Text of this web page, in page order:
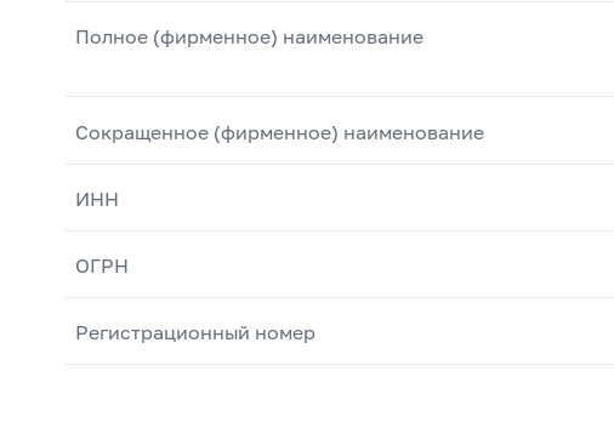
Полное (фирменное) наименование
Сокращенное (фирменное) наименование
ИНН
ОГРН
Регистрационный номер